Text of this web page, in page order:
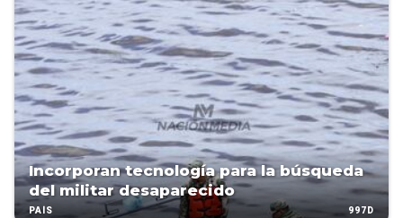
Incorporan tecnología para la búsqueda
del militar desaparecido
PAÍS 997D